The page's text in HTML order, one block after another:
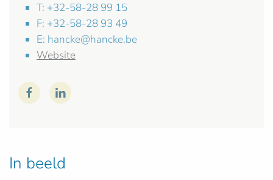
T: +32-58-28 99 15
F: +32-58-28 93 49
E: hancke@hancke.be
Website
In beeld